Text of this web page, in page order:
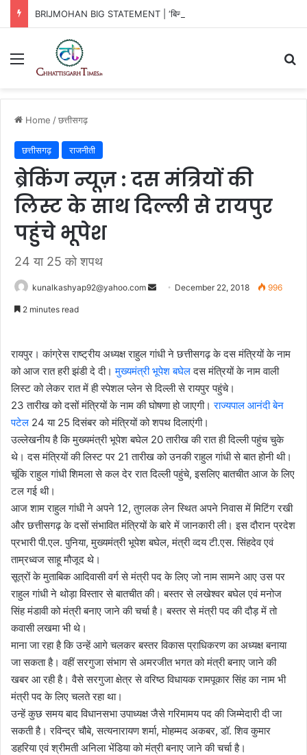
Menu
Home /छत्तीसगढ़
छत्तीसगढ़ राजनीती
ब्रेकिंग न्यूज़ : दस मंत्रियों की
लिस्ट के साथ दिल्ली से रायपुर
पहुंचे भूपेश
24 या 25 को शपथ
kunalkashyap92@yahoo.com
Send December 22, 2018 996
2 minutes read
रायपुर। कांग्रेस राष्ट्रीय अध्यक्ष राहुल गांधी ने छत्तीसगढ़ के दस मंत्रियों के नाम
को आज रात हरी झंडी दे दी। मुख्यमंत्री भूपेश बघेलदस मंत्रियों के नाम वाली
लिस्ट को लेकर रात में ही स्पेशल प्लेन से दिल्ली से रायपुर पहुंचे।
23 तारीख को दसों मंत्रियों के नाम की घोषणा हो जाएगी।राज्यपाल आनंदी बेन
पटेल 24 या 25 दिसंबर को मंत्रियों को शपथ दिलाएंगी।
उल्लेखनीय है कि मुख्यमंत्री भूपेश बघेल 20 तारीख की रात ही दिल्ली पहुंच चुके
थे। दस मंत्रियों की लिस्ट पर 21 तारीख को उनकी राहुल गांधी से बात होनी थी।
चूंकि राहुल गांधी शिमला से कल देर रात दिल्ली पहुंचे, इसलिए बातचीत आज के लिए
टल गई थी।
आज शाम राहुल गांधी ने अपने 12, तुगलक लेन स्थित अपने निवास में मिटिंग रखी
और छत्तीसगढ़ के दसों संभावित मंत्रियों के बारे में जानकारी ली। इस दौरान प्रदेश
प्रभारी पी.एल. पुनिया, मुख्यमंत्री भूपेश बघेल, मंत्री व्दय टी.एस. सिंहदेव एवं
ताम्रध्वज साहू मौजूद थे।
सूत्रों के मुताबिक आदिवासी वर्ग से मंत्री पद के लिए जो नाम सामने आए उस पर
राहुल गांधी ने थोड़ा विस्तार से बातचीत की। बस्तर से लखेश्वर बघेल एवं मनोज
सिंह मंडावी को मंत्री बनाए जाने की चर्चा है। बस्तर से मंत्री पद की दौड़ में तो
कवासी लखमा भी थे।
माना जा रहा है कि उन्हें आगे चलकर बस्तर विकास प्राधिकरण का अध्यक्ष बनाया
जा सकता है। वहीं सरगुजा संभाग से अमरजीत भगत को मंत्री बनाए जाने की
खबर आ रही है। वैसे सरगुजा क्षेत्र से वरिष्ठ विधायक रामपूकार सिंह का नाम भी
मंत्री पद के लिए चलते रहा था।
उन्हें कुछ समय बाद विधानसभा उपाध्यक्ष जैसे गरिमामय पद की जिम्मेदारी दी जा
सकती है। रविन्द्र चौबे, सत्यनारायण शर्मा, मोहम्मद अकबर, डॉ. शिव कुमार
डहरिया एवं श्रीमती अनिला भेंडिया को मंत्री बनाए जाने की चर्चा है।